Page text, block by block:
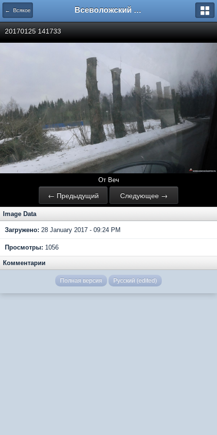
← Всякое Всеволожский форум
20170125 141733
От Веч
← Предыдущий Следующее →
Image Data
Загружено: 28 January 2017 - 09:24 PM
Просмотры: 1056
Комментарии
Полная версия Русский (edited)